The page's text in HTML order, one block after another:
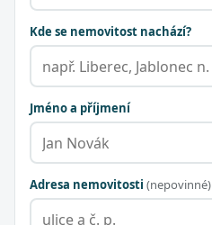
Kde se nemovitost nachází?
Jméno a příjmení
Adresa nemovitosti (nepovinné)